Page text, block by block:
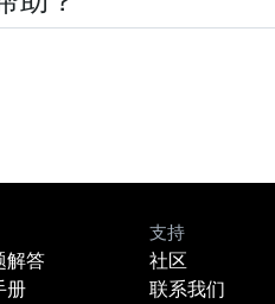
解答
册
支持
社区
联系我们